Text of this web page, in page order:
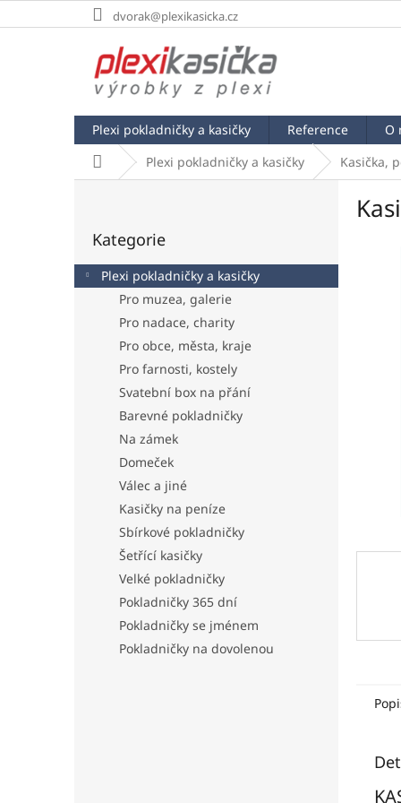
na
dvorak@plexikasicka.cz
Plexi pokladničky a kasičky Reference O
Domů Plexi pokladničky a kasičky Kasička,
r
a
kategorie
Kategorie
Plexi pokladničky a kasičky
Pro muzea, galerie
Pro nadace, charity
Pro obce, města, kraje
Pro farnosti, kostely
Svatební box na přání
Barevné pokladničky
Na zámek
Domeček
Válec a jiné
Kasičky na peníze
Sbírkové pokladničky
Šetřící kasičky
Velké pokladničky
Pokladničky 365 dní
Pokladničky se jménem
Pokladničky na dovolenou